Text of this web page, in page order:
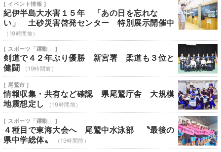
[ イベント情報 ]
紀伊半島大水害１５年 「あの日を忘れな
い」 土砂災害啓発センター 特別展示開催中
（19時間前）
[ スポーツ「躍動」 ]
剣道で４２年ぶり優勝 新宮署 柔道も３位と
健闘
（19時間前）
[ 尾鷲市 ]
情報収集・共有など確認 県尾鷲庁舎 大規模
地震想定し
（19時間前）
[ スポーツ「躍動」 ]
４種目で東海大会へ 尾鷲中水泳部 〝最後の
県中学総体〟
（19時間前）